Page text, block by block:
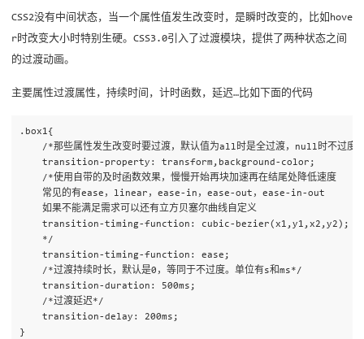
CSS2没有中间状态，当一个属性值发生改变时，是瞬时改变的，比如hove
r时改变大小时特别生硬。CSS3.0引入了过渡模块，提供了两种状态之间
的过渡动画。
主要属性过渡属性，持续时间，计时函数，延迟…比如下面的代码
.box1{
/*那些属性发生改变时要过渡，默认值为all时是全过渡，null时不过度
    transition-property: transform,background-color;
    /*使用自带的及时函数效果，慢慢开始再块加速再在结尾处降低速度
    常见的有ease，linear，ease-in，ease-out，ease-in-out
    如果不能满足需求可以还有立方贝塞尔曲线自定义
    transition-timing-function: cubic-bezier(x1,y1,x2,y2);
    */
    transition-timing-function: ease;
    /*过渡持续时长，默认是0，等同于不过度。单位有s和ms*/
    transition-duration: 500ms;
    /*过渡延迟*/
    transition-delay: 200ms;
}